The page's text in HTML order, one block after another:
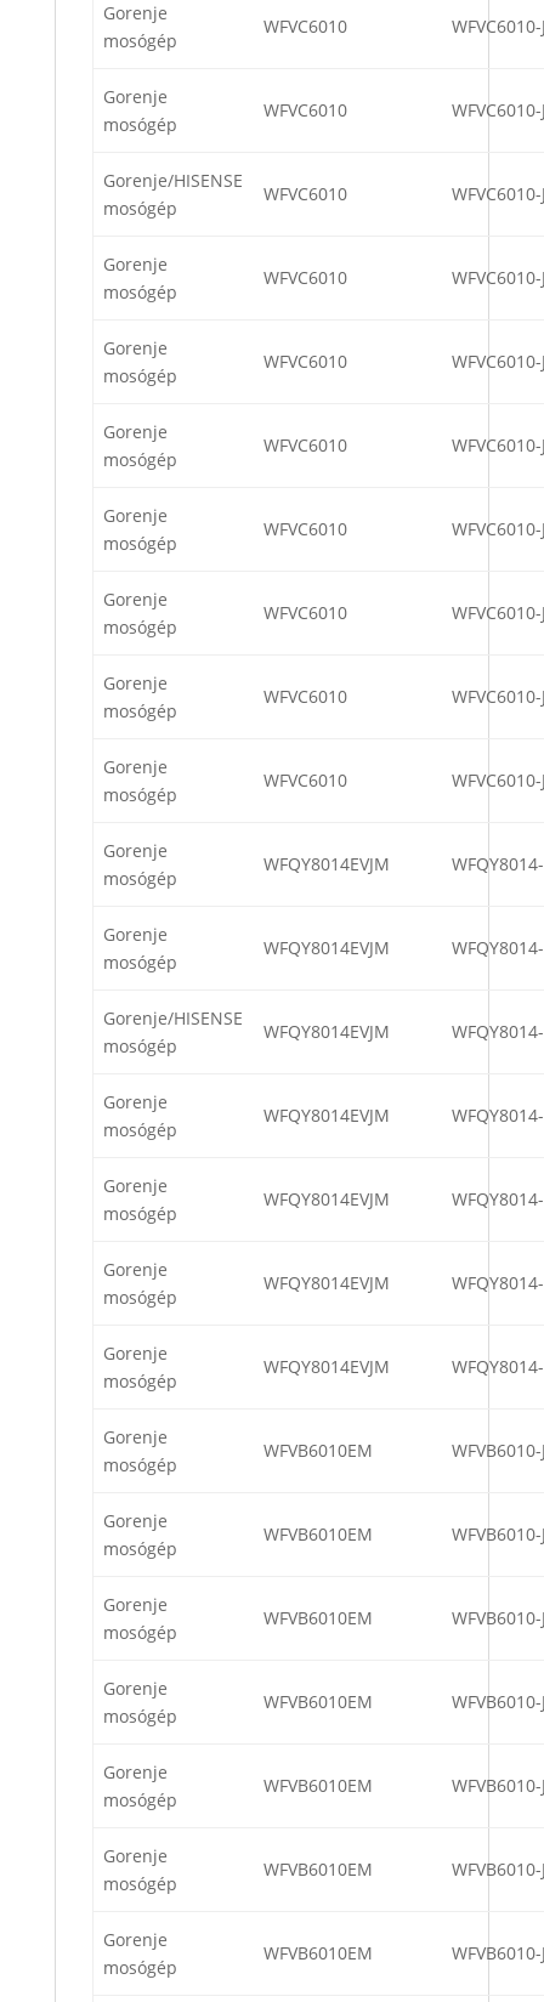
Gorenje
mosógép
WFVC6010
Gorenje
mosógép
WFVC6010
Gorenje/HISENSE
mosógép
WFVC6010
Gorenje
mosógép
WFVC6010
Gorenje
mosógép
WFVC6010
Gorenje
mosógép
WFVC6010
Gorenje
mosógép
WFVC6010
Gorenje
mosógép
WFVC6010
Gorenje
mosógép
WFVC6010
Gorenje
mosógép
WFVC6010
Gorenje
mosógép
WFQY8014EVJM
Gorenje
mosógép
WFQY8014EVJM
Gorenje/HISENSE
mosógép
WFQY8014EVJM
Gorenje
mosógép
WFQY8014EVJM
Gorenje
mosógép
WFQY8014EVJM
Gorenje
mosógép
WFQY8014EVJM
Gorenje
mosógép
WFQY8014EVJM
Gorenje
mosógép
WFVB6010EM
Gorenje
mosógép
WFVB6010EM
Gorenje
mosógép
WFVB6010EM
Gorenje
mosógép
WFVB6010EM
Gorenje
mosógép
WFVB6010EM
Gorenje
mosógép
WFVB6010EM
Gorenje
mosógép
WFVB6010EM